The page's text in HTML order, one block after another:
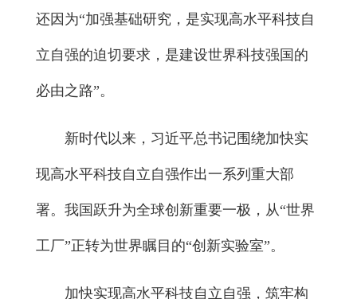
还因为“加强基础研究，是实现高水平科技自
立自强的迫切要求，是建设世界科技强国的
必由之路”。
新时代以来，习近平总书记围绕加快实
现高水平科技自立自强作出一系列重大部
署。我国跃升为全球创新重要一极，从“世界
工厂”正转为世界瞩目的“创新实验室”。
加快实现高水平科技自立自强，筑牢构